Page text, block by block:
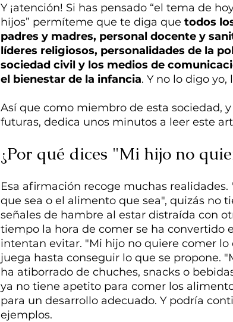
Y ¡atención! Si has pensado “el tema de
hijos” permíteme que te diga que todos
padres y madres, personal docente y
líderes religiosos, personalidades de la
sociedad civil y los medios de
el bienestar de la infancia. Y no lo digo
Así que como miembro de esta sociedad,
futuras, dedica unos minutos a leer este
¿Por qué dices "Mi hijo no
Esa afirmación recoge muchas
que sea o el alimento que sea", quizás no
señales de hambre al estar distraída con
tiempo la hora de comer se ha convertido
intentan evitar. "Mi hijo no quiere comer
juega hasta conseguir lo que se propone.
ha atiborrado de chuches, snacks o
ya no tiene apetito para comer los
para un desarrollo adecuado. Y podría
ejemplos.